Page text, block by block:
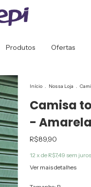
Produtos Ofertas
Início . Nossa Loja .
Camisa
-
R$89,90
12 x de R$7,49 sem juros
Ver mais detalhes